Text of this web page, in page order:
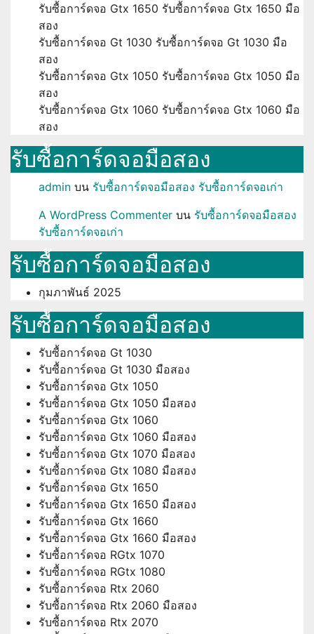
รับซื้อการ์ดจอ Gtx 1650 รับซื้อการ์ดจอ Gtx 1650 มือ
สอง
รับซื้อการ์ดจอ Gt 1030 รับซื้อการ์ดจอ Gt 1030 มือ
สอง
รับซื้อการ์ดจอ Gtx 1050 รับซื้อการ์ดจอ Gtx 1050 มือ
สอง
รับซื้อการ์ดจอ Gtx 1060 รับซื้อการ์ดจอ Gtx 1060 มือ
สอง
รับซื้อการ์ดจอมือสอง
admin บน รับซื้อการ์ดจอมือสอง รับซื้อการ์ดจอเก่า
A WordPress Commenter บน รับซื้อการ์ดจอมือสอง
รับซื้อการ์ดจอเก่า
รับซื้อการ์ดจอมือสอง
กุมภาพันธ์ 2025
รับซื้อการ์ดจอมือสอง
รับซื้อการ์ดจอ Gt 1030
รับซื้อการ์ดจอ Gt 1030 มือสอง
รับซื้อการ์ดจอ Gtx 1050
รับซื้อการ์ดจอ Gtx 1050 มือสอง
รับซื้อการ์ดจอ Gtx 1060
รับซื้อการ์ดจอ Gtx 1060 มือสอง
รับซื้อการ์ดจอ Gtx 1070 มือสอง
รับซื้อการ์ดจอ Gtx 1080 มือสอง
รับซื้อการ์ดจอ Gtx 1650
รับซื้อการ์ดจอ Gtx 1650 มือสอง
รับซื้อการ์ดจอ Gtx 1660
รับซื้อการ์ดจอ Gtx 1660 มือสอง
รับซื้อการ์ดจอ RGtx 1070
รับซื้อการ์ดจอ RGtx 1080
รับซื้อการ์ดจอ Rtx 2060
รับซื้อการ์ดจอ Rtx 2060 มือสอง
รับซื้อการ์ดจอ Rtx 2070